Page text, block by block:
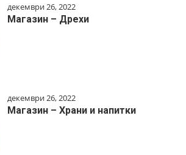
декември 26, 2022
Магазин – Дрехи
декември 26, 2022
Магазин – Храни и напитки